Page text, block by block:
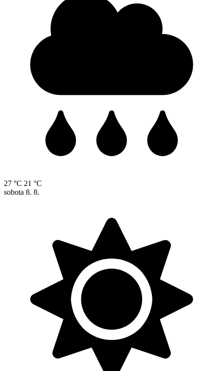
27 °C 21 °C
sobota 8. 8.